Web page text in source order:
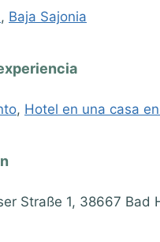
, Baja Sajonia
, Hotel en una casa
Straße 1, 38667 Bad